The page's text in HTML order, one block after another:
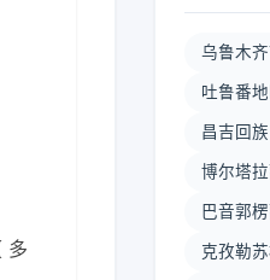
多
乌鲁木
吐鲁番
昌吉回
博尔塔
巴音郭
克孜勒